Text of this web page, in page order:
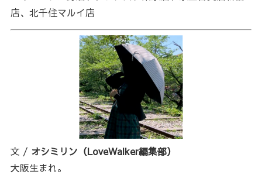
店、北千住マルイ店
文 / オシミリン（LoveWalker編集部）
大阪生まれ。